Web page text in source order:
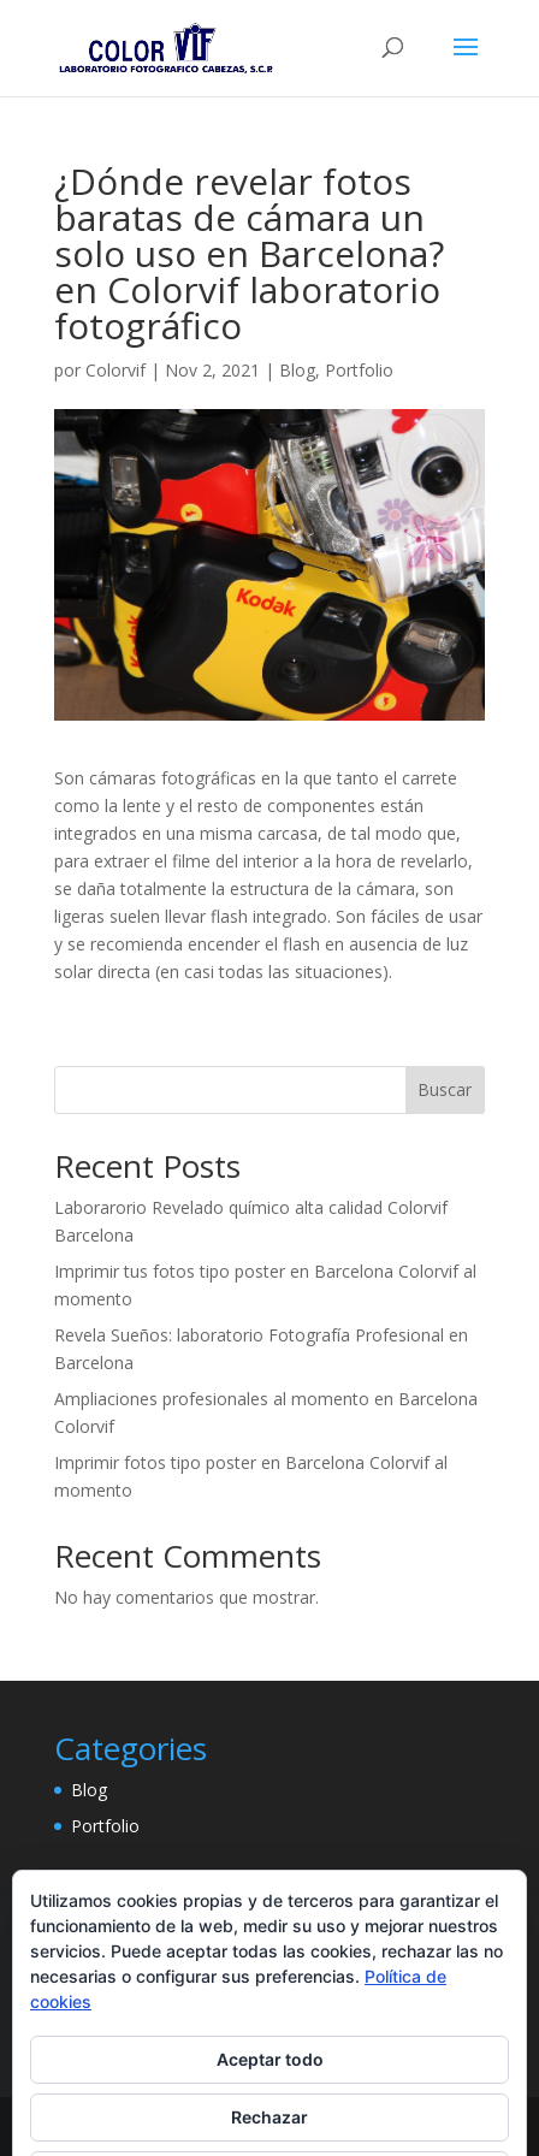
¿Dónde revelar fotos
baratas de cámara un
solo uso en Barcelona?
en Colorvif laboratorio
fotográfico
por Colorvif| Nov 2, 2021 | Blog, Portfolio
Son cámaras fotográficas en la que tanto el carrete
como la lente y el resto de componentes están
integrados en una misma carcasa, de tal modo que,
para extraer el filme del interior a la hora de revelarlo,
se daña totalmente la estructura de la cámara, son
ligeras suelen llevar flash integrado. Son fáciles de usar
y se recomienda encender el flash en ausencia de luz
solar directa (en casi todas las situaciones).
Buscar
Recent Posts
Laborarorio Revelado químico alta calidad Colorvif
Barcelona
Imprimir tus fotos tipo poster en Barcelona Colorvif al
momento
Revela Sueños: laboratorio Fotografía Profesional en
Barcelona
Ampliaciones profesionales al momento en Barcelona
Colorvif
Imprimir fotos tipo poster en Barcelona Colorvif al
momento
Recent Comments
No hay comentarios que mostrar.
Categories
Blog
Portfolio
Utilizamos cookies propias y de terceros para garantizar el
funcionamiento de la web, medir su uso y mejorar nuestros
servicios. Puede aceptar todas las cookies, rechazar las no
necesarias o configurar sus preferencias. Política de
cookies
Aceptar todo
Rechazar